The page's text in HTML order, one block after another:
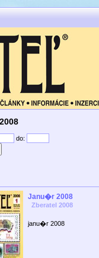
do:
Janu�r 2008
Zberatel 2008
janu�r 2008